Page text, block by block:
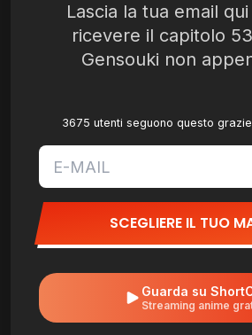
Lascia la tua email
ricevere il capitolo
Gensouki non
3675 utenti seguono questo
SCEGLIERE IL TUO
Guarda su
Streaming anime